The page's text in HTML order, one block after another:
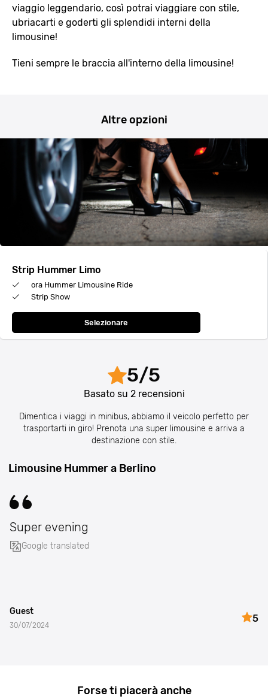
viaggio leggendario, così potrai viaggiare con stile,
ubriacarti e goderti gli splendidi interni della
limousine!
Tieni sempre le braccia all'interno della limousine!
Altre opzioni
Strip Hummer Limo
ora Hummer Limousine Ride
Strip Show
Selezionare
5/5
Basato su 2recensioni
Dimentica i viaggi in minibus, abbiamo il veicolo perfetto per
trasportarti in giro! Prenota una super limousine e arriva a
destinazione con stile.
Limousine Hummer a Berlino
Super evening
Google translated
Guest
30/07/2024
5
Forse ti piacerà anche